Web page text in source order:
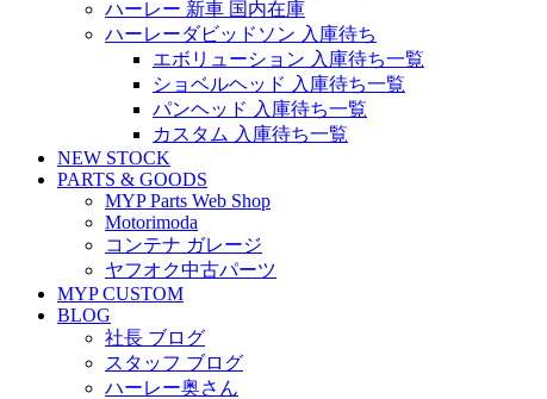
ハーレー 新車 国内在庫
ハーレーダビッドソン 入庫待ち
エボリューション 入庫待ち一覧
ショベルヘッド 入庫待ち一覧
パンヘッド 入庫待ち一覧
カスタム 入庫待ち一覧
NEW STOCK
PARTS & GOODS
MYP Parts Web Shop
Motorimoda
コンテナ ガレージ
ヤフオク中古パーツ
MYP CUSTOM
BLOG
社長 ブログ
スタッフ ブログ
ハーレー奥さん